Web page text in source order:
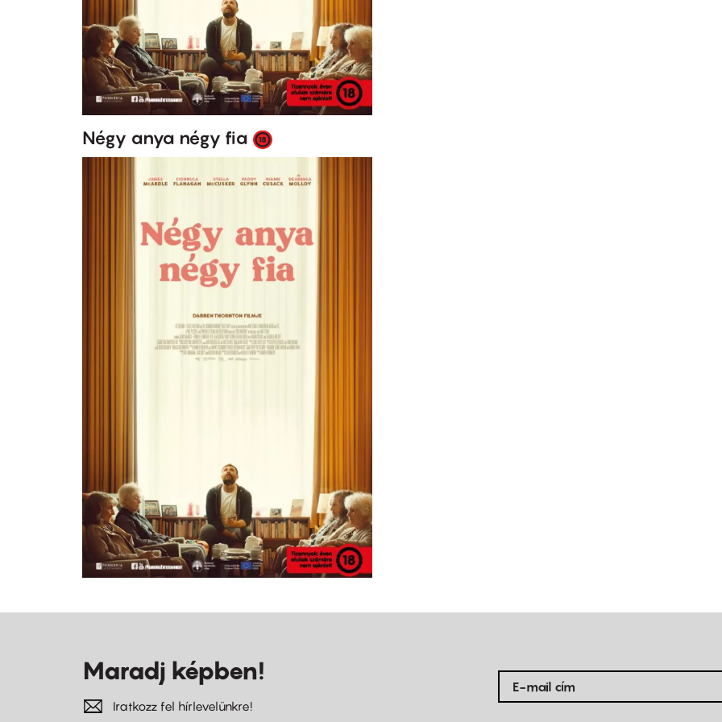
Négy anya négy fia
Maradj képben!
Iratkozz fel hírlevelünkre!